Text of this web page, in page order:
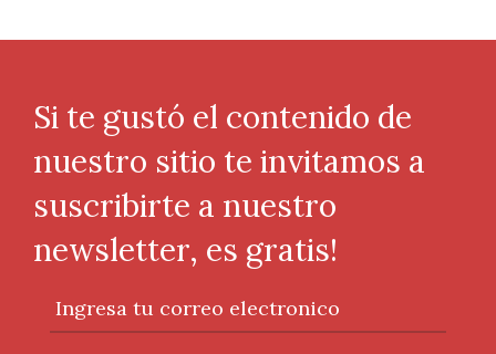
Si te gustó el contenido de
nuestro sitio te invitamos a
suscribirte a nuestro
newsletter, es gratis!
Ingresa tu correo electronico